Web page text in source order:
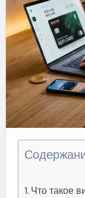
Что такое